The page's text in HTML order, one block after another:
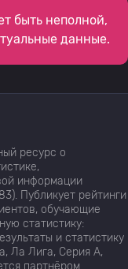
быть неполной,
данные.
ресурс о
информации
Публикует рейтинги
обучающие
статистику:
и статистику
Ла Лига, Серия А,
партнёром